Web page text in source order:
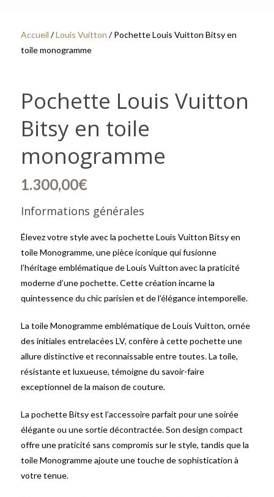
Accueil /Louis Vuitton / Pochette Louis Vuitton Bitsy en
toile monogramme
Pochette Louis Vuitton
Bitsy en toile
monogramme
1.300,00€
Informations générales
Élevez votre style avec la pochette Louis Vuitton Bitsy en
toile Monogramme, une pièce iconique qui fusionne
l’héritage emblématique de Louis Vuitton avec la praticité
moderne d’une pochette. Cette création incarne la
quintessence du chic parisien et de l’élégance intemporelle.
La toile Monogramme emblématique de Louis Vuitton, ornée
des initiales entrelacées LV, confère à cette pochette une
allure distinctive et reconnaissable entre toutes. La toile,
résistante et luxueuse, témoigne du savoir-faire
exceptionnel de la maison de couture.
La pochette Bitsy est l’accessoire parfait pour une soirée
élégante ou une sortie décontractée. Son design compact
offre une praticité sans compromis sur le style, tandis que la
toile Monogramme ajoute une touche de sophistication à
votre tenue.